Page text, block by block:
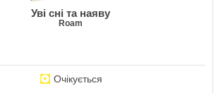
Уві сні та наяву
Roam
Очікується